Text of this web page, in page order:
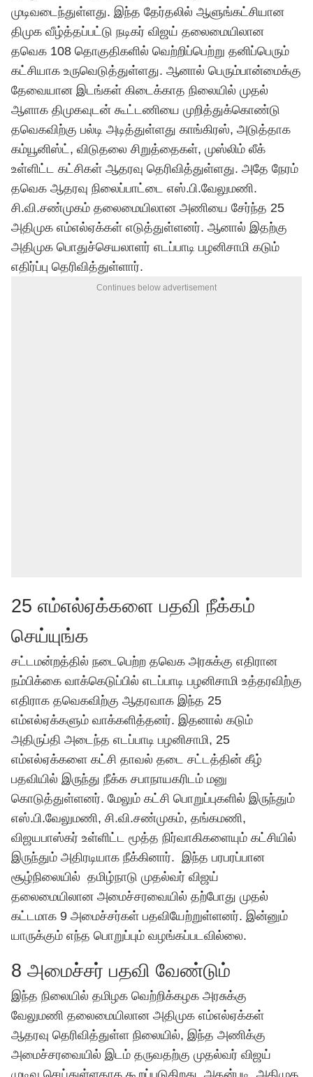
முடிவடைந்துள்ளது. இந்த தேர்தலில் ஆளுங்கட்சியான
திமுக வீழ்த்தப்பட்டு நடிகர் விஜய் தலைமையிலான
தவெக 108 தொகுதிகளில் வெற்றிப்பெற்று தனிப்பெரும்
கட்சியாக உருவெடுத்துள்ளது. ஆனால் பெரும்பான்மைக்கு
தேவையான இடங்கள் கிடைக்காத நிலையில் முதல்
ஆளாக திமுகவுடன் கூட்டணியை முறித்துக்கொண்டு
தவெகவிற்கு பல்டி அடித்துள்ளது காங்கிரஸ், அடுத்தாக
கம்யூனிஸ்ட், விடுதலை சிறுத்தைகள், முஸ்லிம் லீக்
உள்ளிட்ட கட்சிகள் ஆதரவு தெரிவித்துள்ளது. அதே நேரம்
தவெக ஆதரவு நிலைப்பாட்டை எஸ்.பி.வேலுமணி.
சி.வி.சண்முகம் தலைமையிலான அணியை சேர்ந்த 25
அதிமுக எம்எல்ஏக்கள் எடுத்துள்ளனர். ஆனால் இதற்கு
அதிமுக பொதுச்செயலாளர் எடப்பாடி பழனிசாமி கடும்
எதிர்ப்பு தெரிவித்துள்ளார்.
Continues below advertisement
25 எம்எல்ஏக்களை பதவி நீக்கம்
செய்யுங்க
சட்டமன்றத்தில் நடைபெற்ற தவெக அரசுக்கு எதிரான
நம்பிக்கை வாக்கெடுப்பில் எடப்பாடி பழனிசாமி உத்தரவிற்கு
எதிராக தவெகவிற்கு ஆதரவாக இந்த 25
எம்எல்ஏக்களும் வாக்களித்தனர். இதனால் கடும்
அதிருப்தி அடைந்த எடப்பாடி பழனிசாமி, 25
எம்எல்ஏக்களை கட்சி தாவல் தடை சட்டத்தின் கீழ்
பதவியில் இருந்து நீக்க சபாநாயகரிடம் மனு
கொடுத்துள்ளனர். மேலும் கட்சி பொறுப்புகளில் இருந்தும்
எஸ்.பி.வேலுமணி, சி.வி.சண்முகம், தங்கமணி,
விஜயபாஸ்கர் உள்ளிட்ட மூத்த நிர்வாகிகளையும் கட்சியில்
இருந்தும் அதிரடியாக நீக்கினார். இந்த பரபரப்பான
சூழ்நிலையில் தமிழ்நாடு முதல்வர் விஜய்
தலைமையிலான அமைச்சரவையில் தற்போது முதல்
கட்டமாக 9 அமைச்சர்கள் பதவியேற்றுள்ளனர். இன்னும்
யாருக்கும் எந்த பொறுப்பும் வழங்கப்படவில்லை.
8 அமைச்சர் பதவி வேண்டும்
இந்த நிலையில் தமிழக வெற்றிக்கழக அரசுக்கு
வேலுமணி தலைமையிலான அதிமுக எம்எல்ஏக்கள்
ஆதரவு தெரிவித்துள்ள நிலையில், இந்த அணிக்கு
அமைச்சரவையில் இடம் தருவதற்கு முதல்வர் விஜய்
முடிவு செய்துள்ளதாக கூறப்படுகிறது. அதன்படி அதிமுக